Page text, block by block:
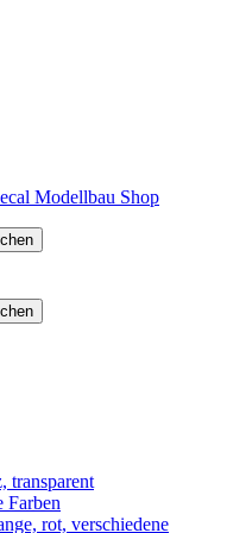
transparent
Farben
rot, verschiedene